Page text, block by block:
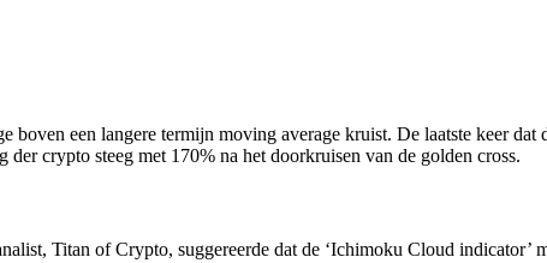
boven een langere termijn moving average kruist. De laatste keer
crypto steeg met 170% na het doorkruisen van de golden cross.
Titan of Crypto, suggereerde dat de ‘Ichimoku Cloud